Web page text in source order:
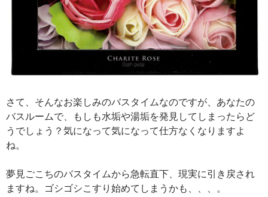
さて、そんなお楽しみのバスタイムなのですが、あなたの
バスルームで、もしも水垢や湯垢を発見してしまったらど
うでしょう？気になって気になって仕方なくなりますよ
ね。
夢見ごこちのバスタイムから急転直下、現実に引き戻され
ますね。ゴシゴシこすり始めてしまうかも、、、。